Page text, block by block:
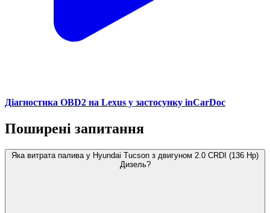
Діагностика OBD2 на Lexus у застосунку inCarDoc
Поширені запитання
Яка витрата палива у Hyundai Tucson з двигуном 2.0 CRDI (136 Hp)
Дизель?